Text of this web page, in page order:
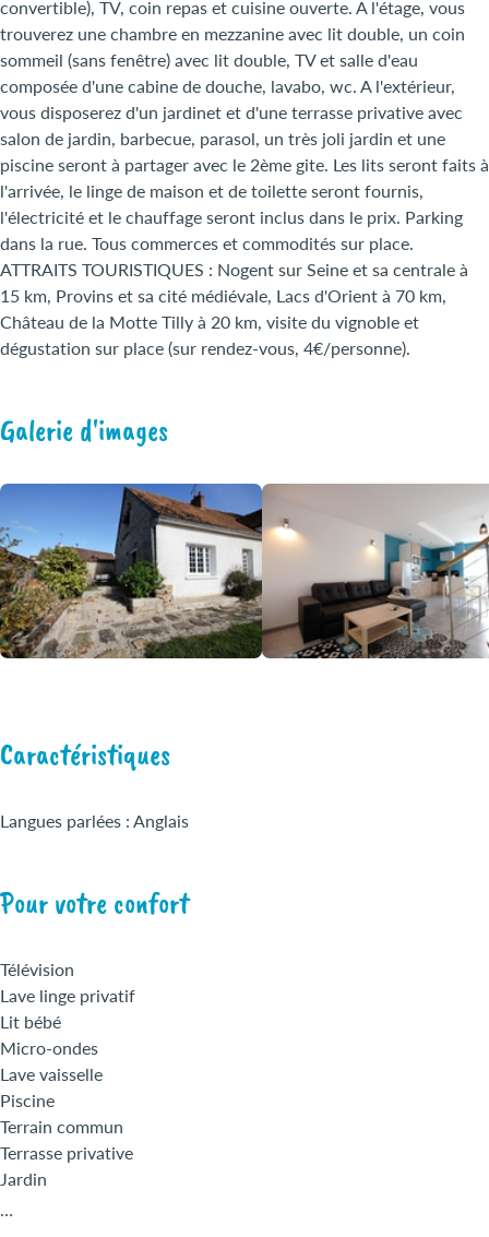
convertible), TV, coin repas et cuisine ouverte. A l'étage, vous
trouverez une chambre en mezzanine avec lit double, un coin
sommeil (sans fenêtre) avec lit double, TV et salle d'eau
composée d'une cabine de douche, lavabo, wc. A l'extérieur,
vous disposerez d'un jardinet et d'une terrasse privative avec
salon de jardin, barbecue, parasol, un très joli jardin et une
piscine seront à partager avec le 2ème gite. Les lits seront faits à
l'arrivée, le linge de maison et de toilette seront fournis,
l'électricité et le chauffage seront inclus dans le prix. Parking
dans la rue. Tous commerces et commodités sur place.
ATTRAITS TOURISTIQUES : Nogent sur Seine et sa centrale à
15 km, Provins et sa cité médiévale, Lacs d'Orient à 70 km,
Château de la Motte Tilly à 20 km, visite du vignoble et
dégustation sur place (sur rendez-vous, 4€/personne).
Galerie d'images
Caractéristiques
Langues parlées : Anglais
Pour votre confort
Télévision
Lave linge privatif
Lit bébé
Micro-ondes
Lave vaisselle
Piscine
Terrain commun
Terrasse privative
Jardin
…